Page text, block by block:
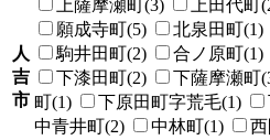
人
吉
市
上薩摩瀬町(3)
上田代町
願成寺町(5)
北泉田町(1)
駒井田町(2)
合ノ原町(1)
下漆田町(2)
下薩摩瀬町
町(1)
下原田町字荒毛(1)
中青井町(2)
中林町(1)